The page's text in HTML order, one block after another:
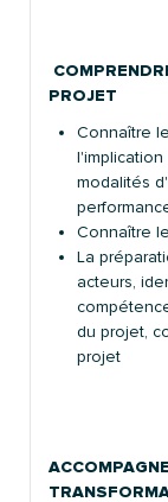
PROJET
Connaître
modalités
Connaître
La
acteurs,
du projet,
projet